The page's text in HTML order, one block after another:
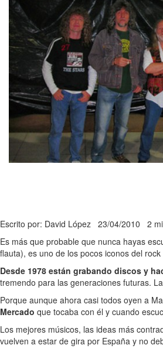
Escrito por: David López 23/04/2010 2
Es más que probable que nunca hayas
flauta), es uno de los pocos iconos del
Desde 1978 están grabando discos y
tremendo para las generaciones futuras.
Porque aunque ahora casi todos oyen a
Mercado que tocaba con él y cuando
Los mejores músicos, las ideas más
vuelven a estar de gira por España y no